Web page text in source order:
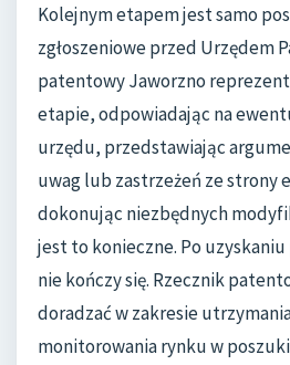
Kolejnym etapem jest samo
zgłoszeniowe przed Urzędem
patentowy Jaworzno
etapie, odpowiadając na
urzędu, przedstawiając
uwag lub zastrzeżeń ze strony
dokonując niezbędnych
jest to konieczne. Po
nie kończy się. Rzecznik
doradzać w zakresie
monitorowania rynku w